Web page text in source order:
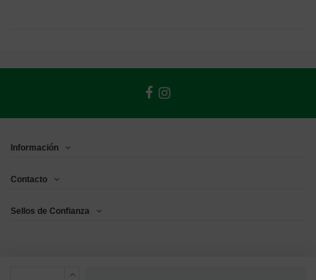
Información
Contacto
Sellos de Confianza